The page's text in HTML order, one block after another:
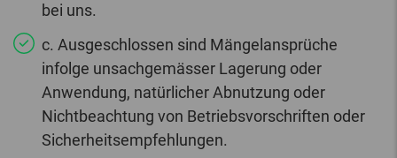
bei uns.
c. Ausgeschlossen sind Mängelansprüche
infolge unsachgemässer Lagerung oder
Anwendung, natürlicher Abnutzung oder
Nichtbeachtung von Betriebsvorschriften oder
Sicherheitsempfehlungen.